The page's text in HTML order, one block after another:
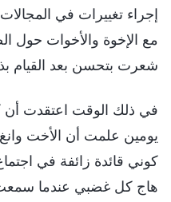
إجراء تغييرات في
مع الإخوة والأخوات حول
شعرت بتحسن بعد القيام
في ذلك الوقت اعتقدت أن
يومين علمت أن الأخت
كوني قائدة زائفة في
هاج كل غضبي عندما